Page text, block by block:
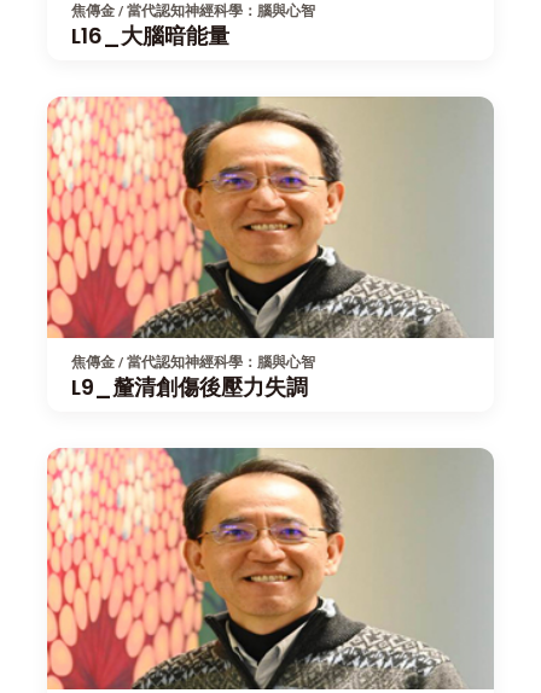
焦傳金 / 當代認知神經科學：腦與心智
L16_大腦暗能量
焦傳金 / 當代認知神經科學：腦與心智
L9_釐清創傷後壓力失調